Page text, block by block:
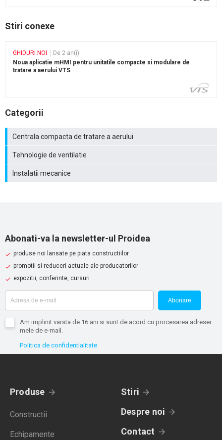
Stiri conexe
GHIDURI NOI
De 2 an(i)
Noua aplicatie mHMI pentru unitatile compacte si modulare de
tratare a aerului VTS
Categorii
Centrala compacta de tratare a aerului
Tehnologie de ventilatie
Instalatii mecanice
Abonati-va la newsletter-ul Proidea
produse noi lansate pe piata constructiilor
promotii si reduceri actuale ale producatorilor
expozitii, conferinte, cursuri
Abonare
Am implinit varsta de 16 ani si sunt de acord cu procesarea adresei
mele de e-mail.
Politica de confidentialitate
Produse
Constructii
Echipamente
Stiri
Despre noi
Contact